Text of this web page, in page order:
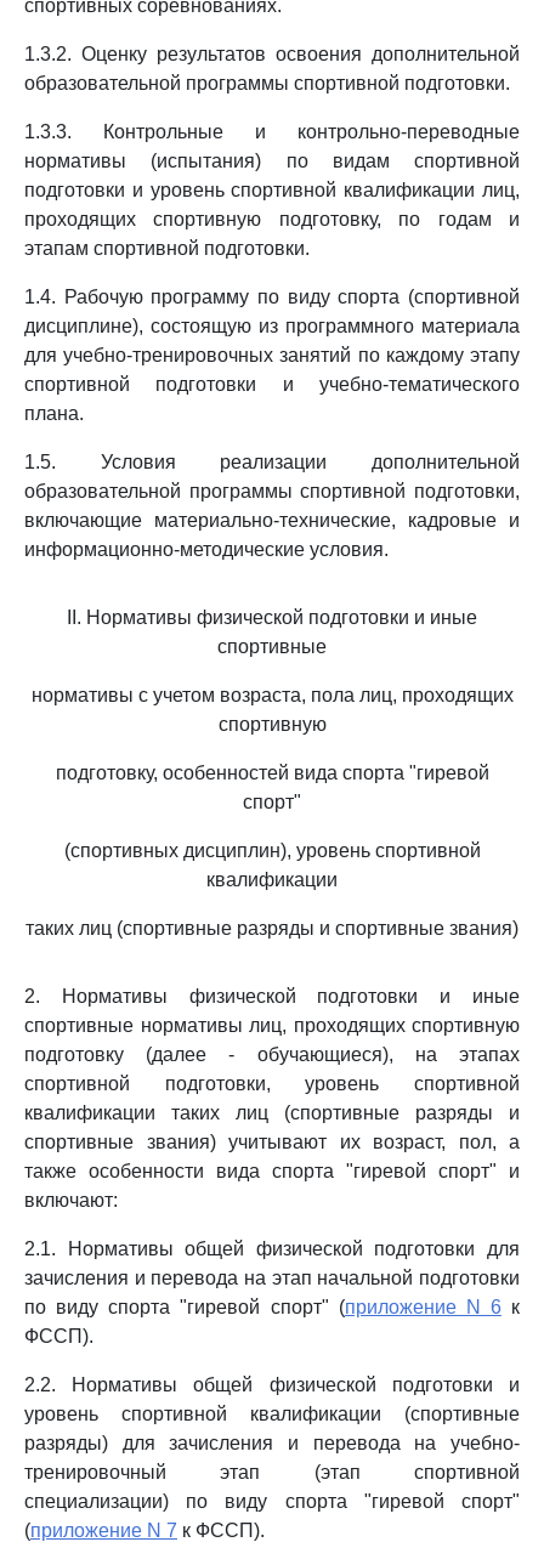
спортивных соревнованиях.
1.3.2. Оценку результатов освоения дополнительной
образовательной программы спортивной подготовки.
1.3.3. Контрольные и контрольно-переводные
нормативы (испытания) по видам спортивной
подготовки и уровень спортивной квалификации лиц,
проходящих спортивную подготовку, по годам и
этапам спортивной подготовки.
1.4. Рабочую программу по виду спорта (спортивной
дисциплине), состоящую из программного материала
для учебно-тренировочных занятий по каждому этапу
спортивной подготовки и учебно-тематического
плана.
1.5. Условия реализации дополнительной
образовательной программы спортивной подготовки,
включающие материально-технические, кадровые и
информационно-методические условия.
II. Нормативы физической подготовки и иные
спортивные
нормативы с учетом возраста, пола лиц, проходящих
спортивную
подготовку, особенностей вида спорта "гиревой
спорт"
(спортивных дисциплин), уровень спортивной
квалификации
таких лиц (спортивные разряды и спортивные звания)
2. Нормативы физической подготовки и иные
спортивные нормативы лиц, проходящих спортивную
подготовку (далее - обучающиеся), на этапах
спортивной подготовки, уровень спортивной
квалификации таких лиц (спортивные разряды и
спортивные звания) учитывают их возраст, пол, а
также особенности вида спорта "гиревой спорт" и
включают:
2.1. Нормативы общей физической подготовки для
зачисления и перевода на этап начальной подготовки
по виду спорта "гиревой спорт" (приложение N 6к
ФССП).
2.2. Нормативы общей физической подготовки и
уровень спортивной квалификации (спортивные
разряды) для зачисления и перевода на учебно-
тренировочный этап (этап спортивной
специализации) по виду спорта "гиревой спорт"
(приложение N 7 к ФССП).